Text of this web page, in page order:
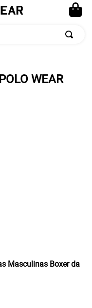
WEAR
Masculinas Boxer da